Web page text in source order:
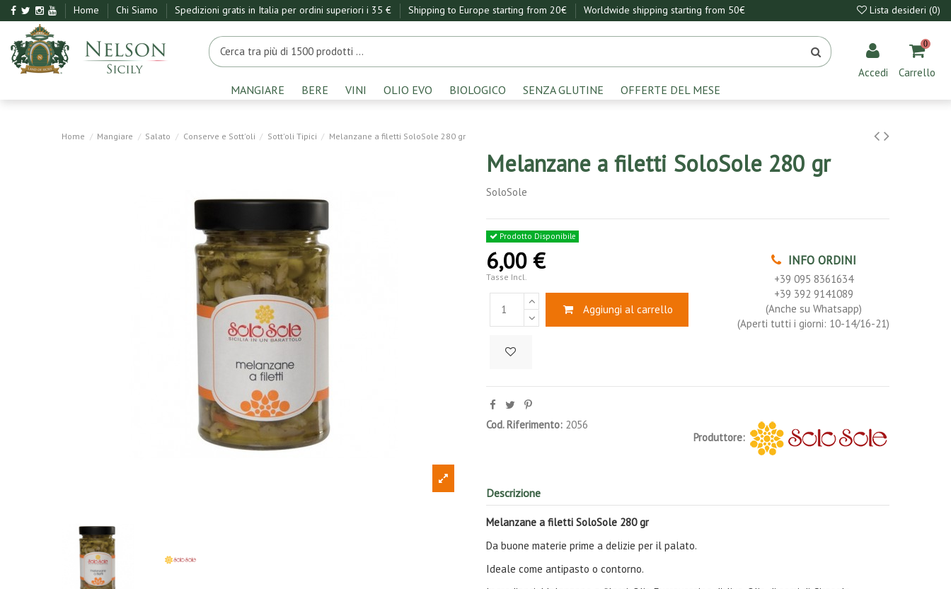
Home Chi Siamo Spedizioni gratis in Italia per ordini superiori i 35 € Shipping to Europe starting from 20€ Worldwide shipping starting from 50€ Lista desideri (0)
Accedi
0
Carrello
MANGIARE BERE VINI OLIO EVO BIOLOGICO SENZA GLUTINE OFFERTE DEL MESE
Home Mangiare Salato Conserve e Sott'oli Sott'oli Tipici Melanzane a filetti SoloSole 280 gr
Melanzane a filetti SoloSole 280 gr
SoloSole
Prodotto Disponibile
6,00 €
Tasse Incl.
INFO ORDINI
+39 095 8361634
+39 392 9141089
(Anche su Whatsapp)
(Aperti tutti i giorni: 10-14/16-21)
Aggiungi al carrello
Produttore:
Cod. Riferimento: 2056
Descrizione
Melanzane a filetti SoloSole 280 gr
Da buone materie prime a delizie per il palato.
Ideale come antipasto o contorno.